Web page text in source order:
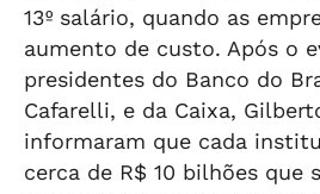
13º salário, quando as
aumento de custo. Após o
presidentes do Banco do
Cafarelli, e da Caixa,
informaram que cada
cerca de R$ 10 bilhões que